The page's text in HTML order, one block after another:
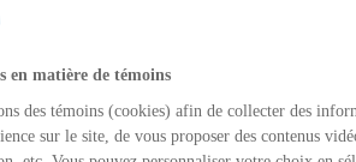
en matière de témoins
des témoins (cookies) afin de collecter des
sur le site, de vous proposer des contenus